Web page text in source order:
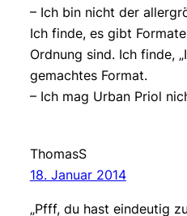
– Ich bin nicht der
Ich finde, es gibt
Ordnung sind. Ich finde,
gemachtes Format.
– Ich mag Urban Priol
ThomasS
18. Januar 2014
„Pfff, du hast eindeutig